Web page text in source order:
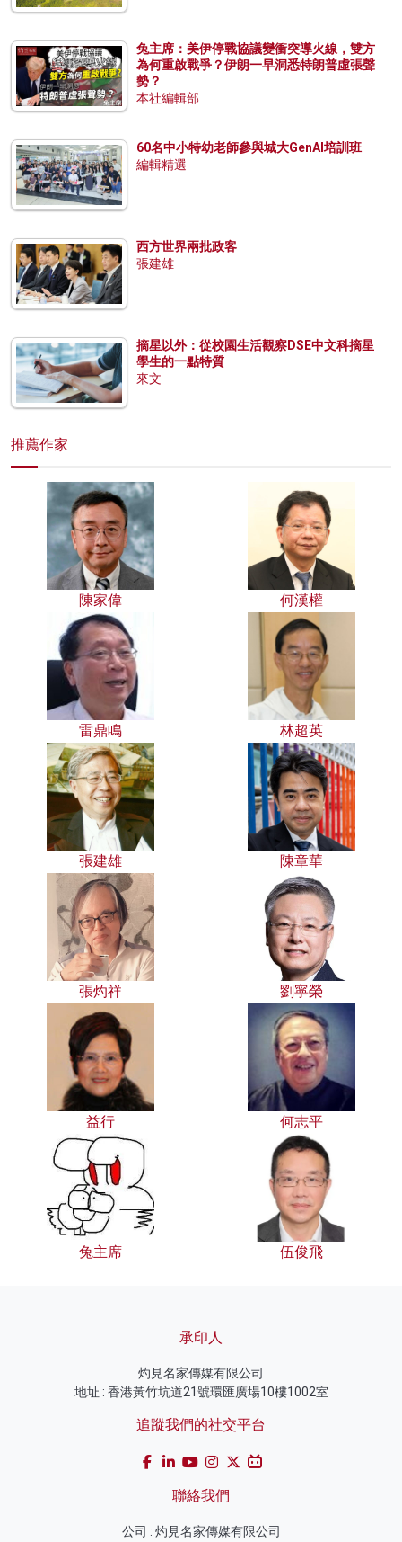
兔主席：美伊停戰協議變衝突導火線，雙方
為何重啟戰爭？伊朗一早洞悉特朗普虛張聲
勢？
本社編輯部
60名中小特幼老師參與城大GenAI培訓班
編輯精選
西方世界兩批政客
張建雄
摘星以外：從校園生活觀察DSE中文科摘星
學生的一點特質
來文
推薦作家
陳家偉 何漢權
雷鼎鳴 林超英
張建雄 陳章華
張灼祥 劉寧榮
益行 何志平
兔主席 伍俊飛
承印人
灼見名家傳媒有限公司
地址 : 香港黃竹坑道21號環匯廣場10樓1002室
追蹤我們的社交平台
聯絡我們
公司 : 灼見名家傳媒有限公司